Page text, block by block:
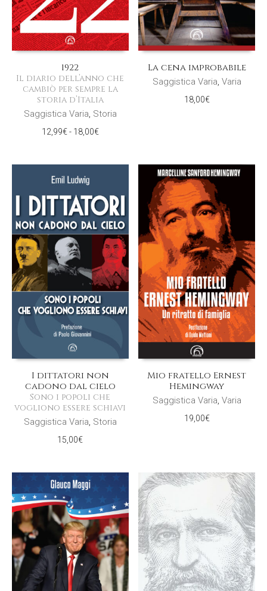
1922
Il diario dell’anno che
cambiò per sempre la
storia d’Italia
Saggistica Varia, Storia
12,99€- 18,00€Fascia
da
18,00€
La cena improbabile
Saggistica Varia, Varia
18,00€
I dittatori non
cadono dal cielo
Sono i popoli che
vogliono essere schiavi
Saggistica Varia, Storia
15,00€
Mio fratello Ernest
Hemingway
Saggistica Varia, Varia
19,00€